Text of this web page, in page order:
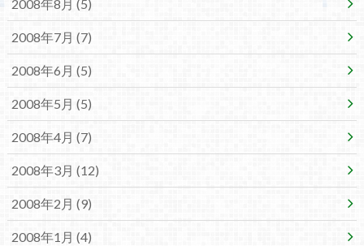
2008年8月 (5)
2008年7月 (7)
2008年6月 (5)
2008年5月 (5)
2008年4月 (7)
2008年3月 (12)
2008年2月 (9)
2008年1月 (4)